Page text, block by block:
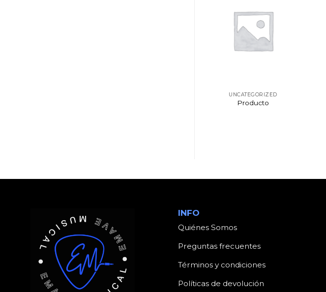
UNCATEGORIZED
Producto
INFO
Quiénes Somos
Preguntas frecuentes
Términos y condiciones
Políticas de devolución